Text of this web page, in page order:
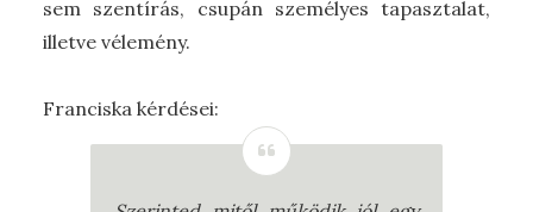
sem szentírás, csupán személyes tapasztalat,
illetve vélemény.
Franciska kérdései: